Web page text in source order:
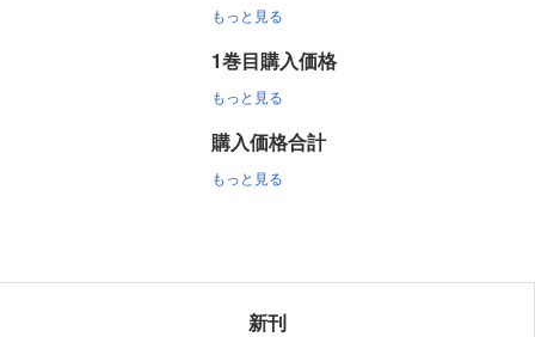
もっと見る
1巻目購入価格
もっと見る
購入価格合計
もっと見る
新刊